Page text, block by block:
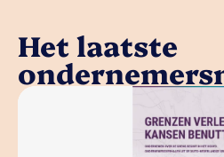
Het laatste